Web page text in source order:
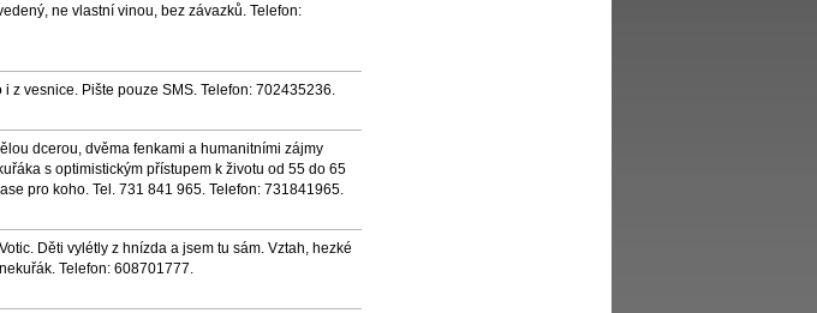
ne vlastní vinou, bez závazků. Telefon:
i z vesnice. Pište pouze SMS. Telefon: 702435236.
dcerou, dvěma fenkami a humanitními zájmy
s optimistickým přístupem k životu od 55 do 65
pro koho. Tel. 731 841 965. Telefon: 731841965.
Děti vylétly z hnízda a jsem tu sám. Vztah, hezké
Telefon: 608701777.